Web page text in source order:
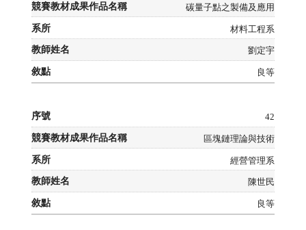
碳量子點之製備及應用
材料工程系
劉定宇
良等
42
區塊鏈理論與技術
經營管理系
陳世民
良等